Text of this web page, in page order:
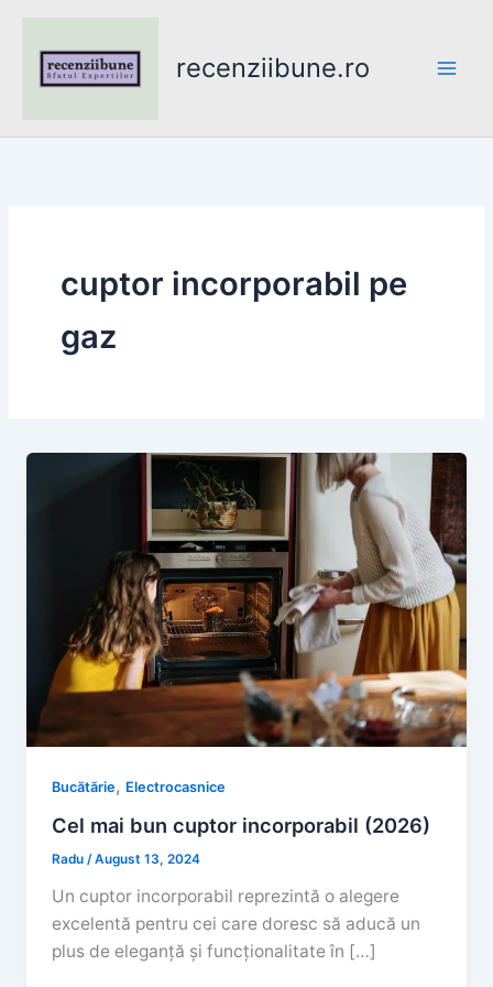
content
recenziibune.ro
cuptor incorporabil pe
gaz
Bucătărie, Electrocasnice
Cel mai bun cuptor incorporabil (2026)
Radu/August 13, 2024
Un cuptor incorporabil reprezintă o alegere
excelentă pentru cei care doresc să aducă un
plus de eleganță și funcționalitate în […]